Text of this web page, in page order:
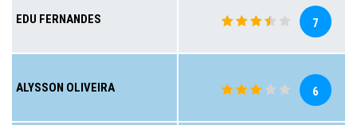
EDU FERNANDES 7
ALYSSON OLIVEIRA 6